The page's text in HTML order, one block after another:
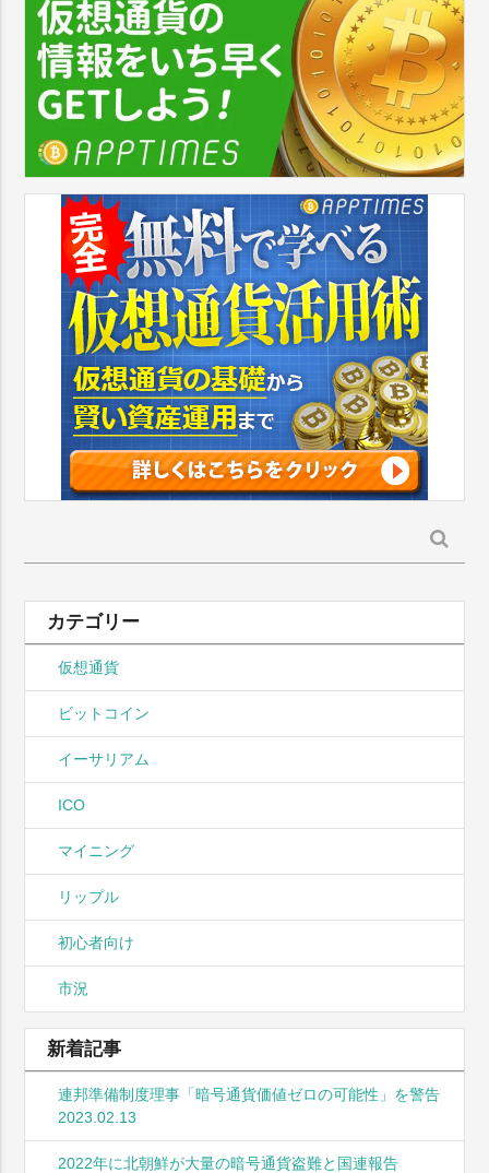
索:
カテゴリー
仮想通貨
ビットコイン
イーサリアム
ICO
マイニング
リップル
初心者向け
市況
新着記事
連邦準備制度理事「暗号通貨価値ゼロの可能性」を警告
2023.02.13
2022年に北朝鮮が大量の暗号通貨盗難と国連報告